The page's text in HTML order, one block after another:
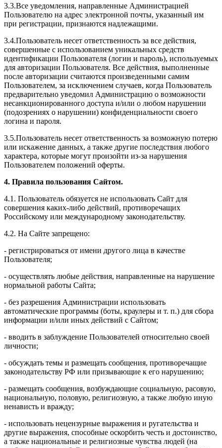
3.3.Все уведомления, направленные Администрацией
Пользователю на адрес электронной почты, указанный им
при регистрации, признаются надлежащими.
3.4.Пользователь несет ответственность за все действия,
совершенные с использованием уникальных средств
идентификации Пользователя (логин и пароль), используемых
для авторизации Пользователя. Все действия, выполненные
после авторизации считаются произведенными самим
Пользователем, за исключением случаев, когда Пользователь
предварительно уведомил Администрацию о возможности
несанкционированного доступа и/или о любом нарушении
(подозрениях о нарушении) конфиденциальности своего
логина и пароля.
3.5.Пользователь несет ответственность за возможную потерю
или искажение данных, а также другие последствия любого
характера, которые могут произойти из-за нарушения
Пользователем положений оферты.
4. Правила пользования Сайтом.
4.1. Пользователь обязуется не использовать Сайт для
совершения каких-либо действий, противоречащих
Российскому или международному законодательству.
4.2. На Сайте запрещено:
- регистрироваться от имени другого лица в качестве
Пользователя;
- осуществлять любые действия, направленные на нарушение
нормальной работы Сайта;
- без разрешения Администрации использовать
автоматические программы (боты, краулеры и т. п.) для сбора
информации и/или иных действий с Сайтом;
- вводить в заблуждение Пользователей относительно своей
личности;
- обсуждать темы и размещать сообщения, противоречащие
законодательству РФ или призывающие к его нарушению;
- размещать сообщения, возбуждающие социальную, расовую,
национальную, половую, религиозную, а также любую иную
ненависть и вражду;
- использовать нецензурные выражения и ругательства и
другие выражения, способные оскорбить честь и достоинство,
а также национальные и религиозные чувства людей (на